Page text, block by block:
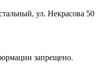
, ул. Некрасова 50
запрещено.